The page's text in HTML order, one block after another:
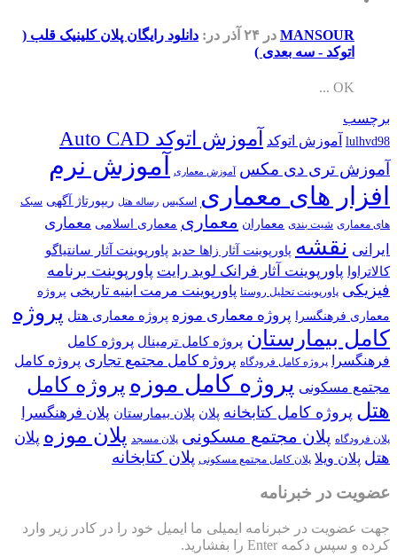
MANSOUR در ۲۴ آذر در: دانلود رایگان پلان کلینیک قلب (
اتوکد - سه بعدی )
OK ...
برچسب
lulhvd98 آموزش اتوکد آموزش اتوکد Auto CAD
آموزش تری دی مکس آموزش معماری
آموزش نرم
افزار های معماری اسکیس رساله هتل ریپورتاژ آگهی سبک
های معماری شیت بندی معماران معماری معماری اسلامی معماری
ایرانی نقشه پاورپوینت آثار زاها حدید پاورپوینت آثار سانتیاگو
کالاتراوا پاورپوینت آثار فرانک لوید رایت پاورپوینت برنامه
فیزیکی پاورپوینت تحلیل روستا پاورپوینت مرمت ابنیه تاریخی پروژه
معماری فرهنگسرا پروژه معماری موزه پروژه معماری هتل پروژه
کامل بیمارستان پروژه کامل ترمینال پروژه کامل
فرهنگسرا
پروژه کامل فرودگاه پروژه کامل مجتمع تجاری پروژه کامل
مجتمع مسکونی پروژه کامل موزه پروژه کامل
هتل پروژه کامل کتابخانه پلان پلان بیمارستان پلان فرهنگسرا
پلان فرودگاه پلان مجتمع مسکونی پلان مسجد پلان موزه پلان
هتل پلان ویلا پلان کامل مجتمع مسکونی پلان کتابخانه
عضویت در خبرنامه
جهت عضویت در خبرنامه ایمیلی ما ایمیل خود را در کادر زیر وارد
کرده و سپس دکمه Enter را بفشارید.